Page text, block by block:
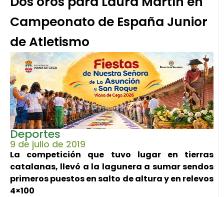
Campeonato de España Junior
de Atletismo
Deportes
9 de julio de 2019
La competición que tuvo lugar en tierras
catalanas, llevó a la lagunera a sumar sendos
primeros puestos en salto de altura y en relevos
4×100